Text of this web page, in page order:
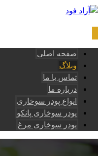
صفحه اصلی
وبلاگ
تماس با ما
درباره ما
انواع پودر سوخاری
پودر سوخاری پانکو
پودر سوخاری مرغ